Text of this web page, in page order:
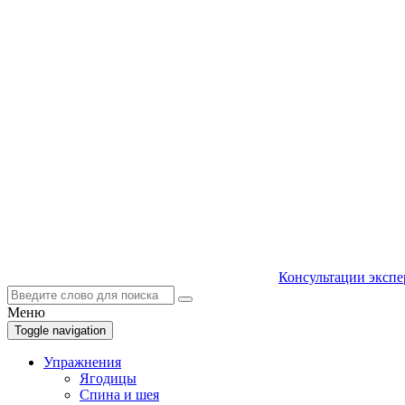
Консультации
Меню
Toggle navigation
Упражнения
Ягодицы
Спина и шея